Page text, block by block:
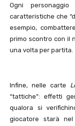
Ogni
caratteristiche che
esempio,
primo scontro con il
una volta per partita.
Infine, nelle carte
“tattiche”: effetti
qualora si
giocatore starà